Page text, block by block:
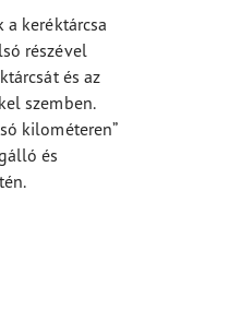
keréktárcsa
részével
és az
szemben.
kilométeren”
és